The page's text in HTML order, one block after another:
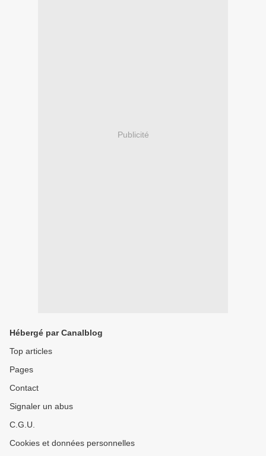
Publicité
Hébergé par Canalblog
Top articles
Pages
Contact
Signaler un abus
C.G.U.
Cookies et données personnelles